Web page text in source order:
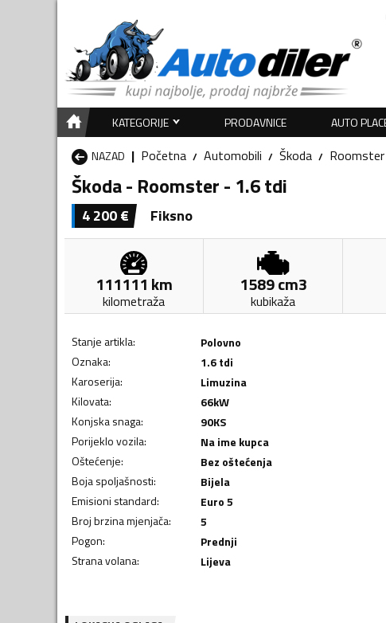
KATEGORIJE PRODAVNICE AUTO
NAZAD
Početna Automobili Škoda Roomster
Škoda - Roomster - 1.6 tdi
4 200€ Fiksno
111111 km
kilometraža
1589cm3
kubikaža
Stanje artikla:
Polovno
Oznaka:
1.6 tdi
Karoserija:
Limuzina
Kilovata: 66kW
Konjska snaga: 90KS
Porijeklo vozila:
Na ime kupca
Oštećenje:
Bez oštećenja
Boja spoljašnosti:
Bijela
Emisioni standard:
Euro 5
Broj brzina mjenjača:
5
Pogon:
Prednji
Strana volana: Lijeva